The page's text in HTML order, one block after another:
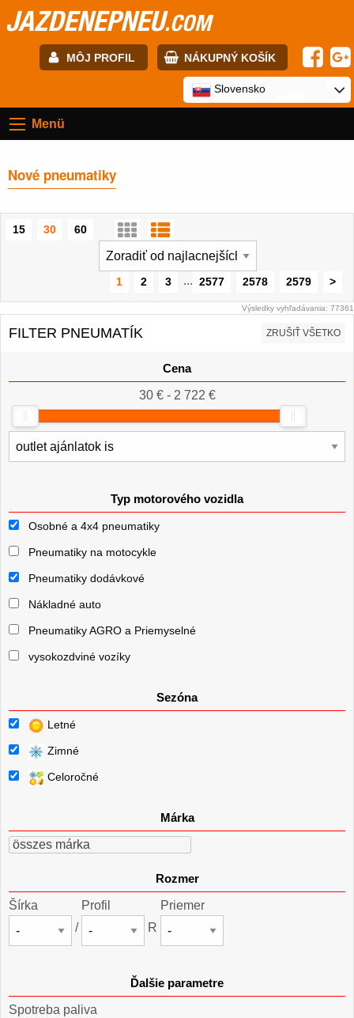
JAZDENEPNEU.COM
MÔJ PROFIL NÁKUPNÝ KOŠÍK
Heslo:
Slovensko
Menü
Nové pneumatiky
15 30 60
1 2 3 ... 2577 2578 2579 >
Výsledky vyhľadávania: 77361
FILTER PNEUMATÍK ZRUŠIŤ VŠETKO
Cena
30 € - 2 722 €
Typ motorového vozidla
Osobné a 4x4 pneumatiky
Pneumatiky na motocykle
Pneumatiky dodávkové
Nákladné auto
Pneumatiky AGRO a Priemyselné
vysokozdviné vozíky
Sezóna
Letné
Zimné
Celoročné
Márka
összes márka
Rozmer
Šírka
/
Profil
R
Priemer
Ďalšie parametre
Spotreba paliva